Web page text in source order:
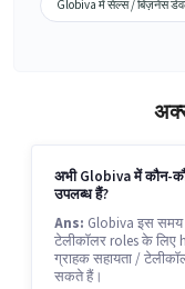
Globiva में सेल्स / बिज़नेस
अभी Globiva में कौन-
उपलब्ध हैं?
Ans: Globiva इस
टेलीकॉलर roles के लिए
ग्राहक सहायता /
सकते हैं।